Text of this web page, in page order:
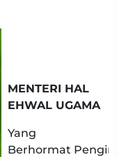
MEN​TERI HAL
EHWAL UGAMA
Yang
Berhormat